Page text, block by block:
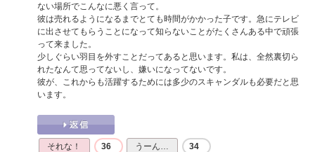
ない場所でこんなに悪く言って。
彼は売れるようになるまでとても時間がかかった子です。急にテレビ
に出させてもらうことになって知らないことがたくさんある中で頑張
って来ました。
少しぐらい羽目を外すことだってあると思います。私は、全然裏切ら
れたなんて思ってないし、嫌いになってないです。
彼が、これからも活躍するためには多少のスキャンダルも必要だと思
います。
それな！ 36 うーん… 34